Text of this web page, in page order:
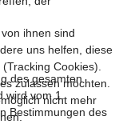
des gesamten
vom 1.
Bestimmungen des
ihnen sind
uns helfen, diese
Cookies).
zulassen möchten.
nicht mehr